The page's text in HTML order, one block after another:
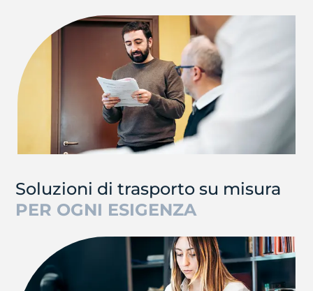
Soluzioni di trasporto su misura
PER OGNI ESIGENZA